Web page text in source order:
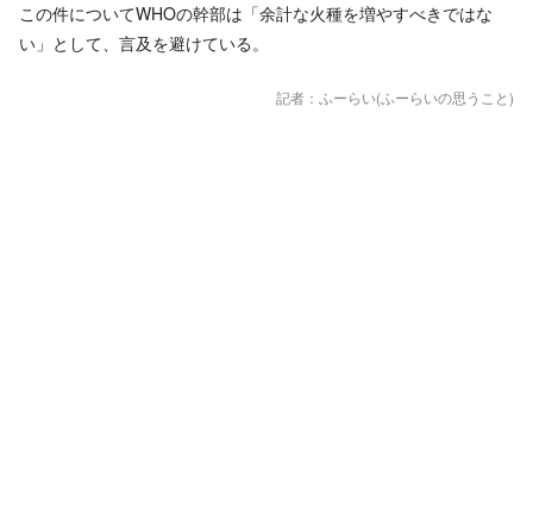
この件についてWHOの幹部は「余計な火種を増やすべきではな
い」として、言及を避けている。
記者：ふーらい(ふーらいの思うこと)